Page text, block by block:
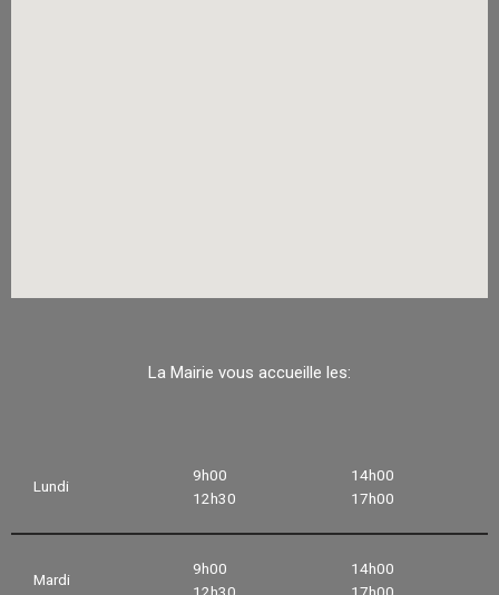
La Mairie vous accueille les:
Lundi
9h00
12h30
14h00
17h00
Mardi
9h00
12h30
14h00
17h00